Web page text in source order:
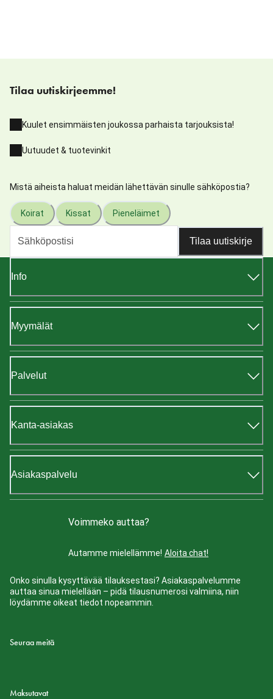
Tilaa uutiskirjeemme!
Kuulet ensimmäisten joukossa parhaista tarjouksista!
Uutuudet & tuotevinkit
Mistä aiheista haluat meidän lähettävän sinulle sähköpostia?
Koirat Kissat Pieneläimet
Tilaa uutiskirje
Info
Myymälät
Palvelut
Kanta-asiakas
Asiakaspalvelu
Voimmeko auttaa?
Autamme mielellämme! Aloita chat!
Onko sinulla kysyttävää tilauksestasi? Asiakaspalvelumme
auttaa sinua mielellään – pidä tilausnumerosi valmiina, niin
löydämme oikeat tiedot nopeammin.
Seuraa meitä
Maksutavat